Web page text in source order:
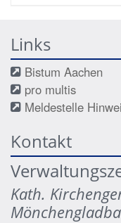
Links
Bistum Aachen
pro multis
Meldestelle
Kontakt
Kath.